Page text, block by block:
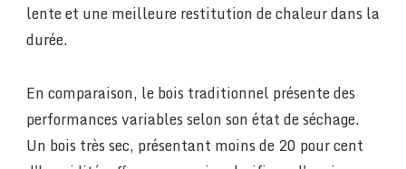
lente et une meilleure restitution de chaleur dans la
durée.
En comparaison, le bois traditionnel présente des
performances variables selon son état de séchage.
Un bois très sec, présentant moins de 20 pour cent